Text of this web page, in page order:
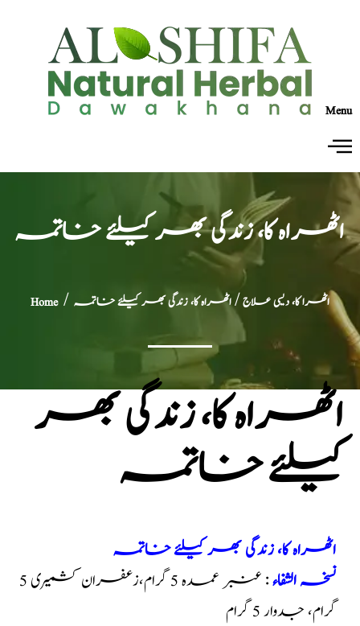
Menu
اٹھراہ کا، زندگی بھر کیلئے خاتمہ
Home/ اٹھرا کا، دیسی علاج/ اٹھراہ کا، زندگی بھر کیلئے خاتمہ
اٹھراہ کا، زندگی بھر
کیلئے خاتمہ
اٹھراہ کا، زندگی بھر کیلئے خاتمہ
نسخہ الشفاء
: عنبر عمدہ 5 گرام،زعفران کشمیری 5
گرام، جدوار 5 گرام